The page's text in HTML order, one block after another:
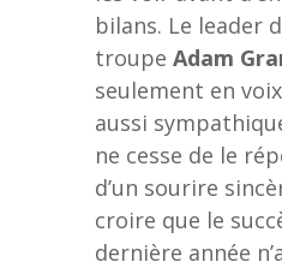
bilans. Le leader
troupe Adam
seulement en
aussi
ne cesse de le
d’un sourire
croire que le
dernière année